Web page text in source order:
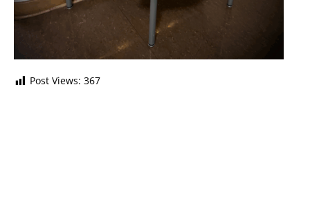
Post Views: 367